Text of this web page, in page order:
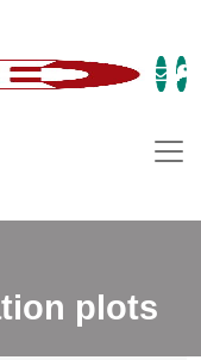
plots